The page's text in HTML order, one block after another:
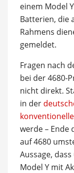
einem Model
Batterien, die
Rahmens
gemeldet.
Fragen nach
bei der 4680-
nicht direkt.
in der
werde – Ende
auf 4680
Aussage,
Model Y mit